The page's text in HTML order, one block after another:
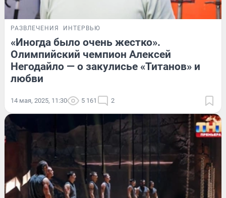
РАЗВЛЕЧЕНИЯ ИНТЕРВЬЮ
«Иногда было очень жестко».
Олимпийский чемпион Алексей
Негодайло — о закулисье «Титанов» и
любви
14 мая, 2025, 11:30 5 161 2